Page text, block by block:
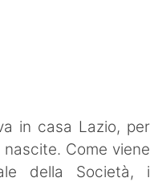
in casa Lazio, per
Come viene
della Società, i